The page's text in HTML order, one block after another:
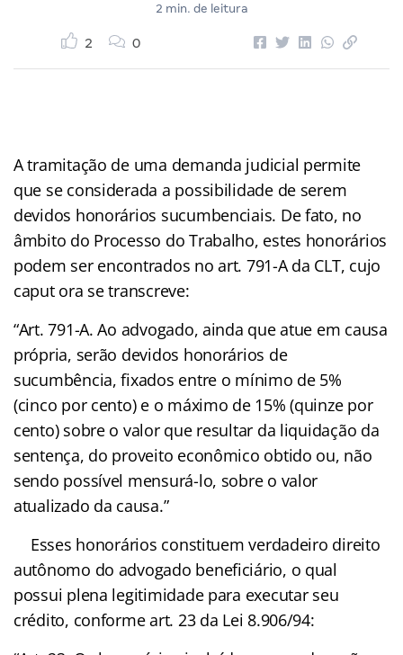
2 min. de leitura
2 0
A tramitação de uma demanda judicial permite
que se considerada a possibilidade de serem
devidos honorários sucumbenciais. De fato, no
âmbito do Processo do Trabalho, estes honorários
podem ser encontrados no art. 791-A da CLT, cujo
caput ora se transcreve:
“Art. 791-A. Ao advogado, ainda que atue em causa
própria, serão devidos honorários de
sucumbência, fixados entre o mínimo de 5%
(cinco por cento) e o máximo de 15% (quinze por
cento) sobre o valor que resultar da liquidação da
sentença, do proveito econômico obtido ou, não
sendo possível mensurá-lo, sobre o valor
atualizado da causa.”
Esses honorários constituem verdadeiro direito
autônomo do advogado beneficiário, o qual
possui plena legitimidade para executar seu
crédito, conforme art. 23 da Lei 8.906/94: